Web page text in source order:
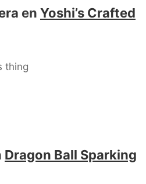
en Yoshi’s Crafted
thing
Dragon Ball Sparking